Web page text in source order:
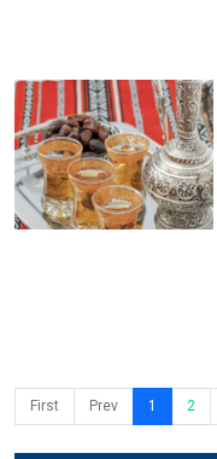
First Prev 1 2